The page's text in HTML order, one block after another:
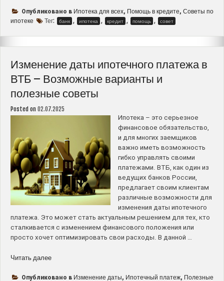
помочь
оформить
и
рекомендации
для
успешного
Опубликовано в Ипотека для всех, Помощь в кредите, Советы по
ипотеке
Тег: банк , ипотека , кредит , помощь , совет
Изменение даты ипотечного платежа в
ВТБ – Возможные варианты и
полезные советы
Posted on 02.07.2025
Ипотека – это серьезное
финансовое обязательство,
и для многих заемщиков
важно иметь возможность
гибко управлять своими
платежами. ВТБ, как один из
ведущих банков России,
предлагает своим клиентам
различные возможности для
изменения даты ипотечного
платежа. Это может стать актуальным решением для тех, кто
сталкивается с изменением финансового положения или
просто хочет оптимизировать свои расходы. В данной …
Читать далее“Изменение
ипотечного
Опубликовано в Изменение даты, Ипотечный платеж, Полезные